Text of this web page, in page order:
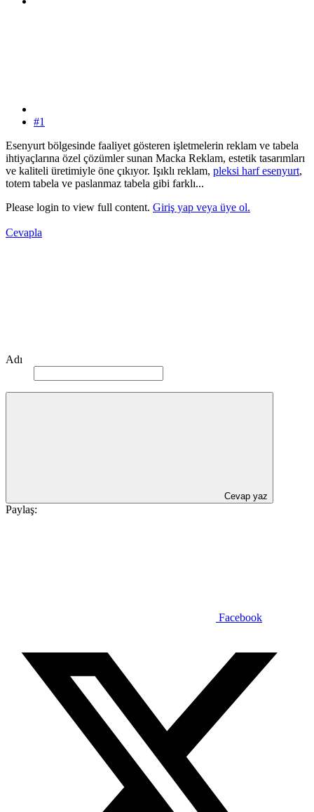
#1
Esenyurt bölgesinde faaliyet gösteren işletmelerin reklam ve tabela
ihtiyaçlarına özel çözümler sunan Macka Reklam, estetik tasarımları
ve kaliteli üretimiyle öne çıkıyor. Işıklı reklam, pleksi harf esenyurt,
totem tabela ve paslanmaz tabela gibi farklı...
Please login to view full content. Giriş yap veya üye ol.
Cevapla
Adı
Cevap yaz
Paylaş:
Facebook